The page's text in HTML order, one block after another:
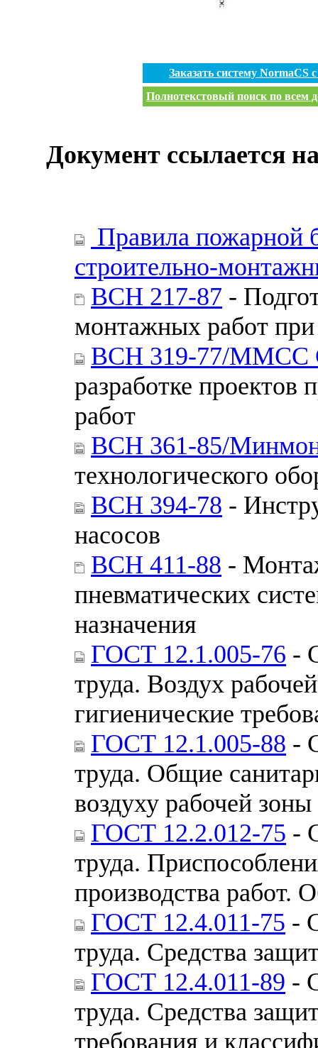
Заказать систему
Полнотекстовый поиск по всем
Документ ссылается
Правила пожарной
строительно-
ВСН 217-87 -
монтажных работ
ВСН 319-77/ММСС
разработке
работ
ВСН 361-85/
технологического
ВСН 394-78 -
насосов
ВСН 411-88 -
пневматических
назначения
ГОСТ 12.1.005-76 -
труда. Воздух
гигиенические
ГОСТ 12.1.005-88 -
труда. Общие
воздуху рабочей зоны
ГОСТ 12.2.012-75 -
труда.
производства работ.
ГОСТ 12.4.011-75 -
труда. Средства
ГОСТ 12.4.011-89 -
труда. Средства
требования и